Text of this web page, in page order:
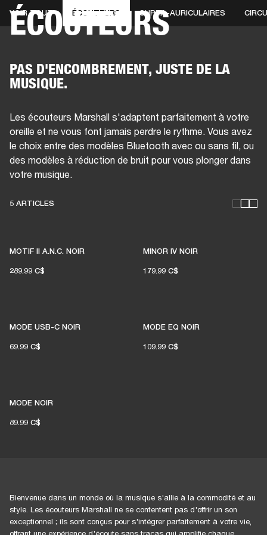
SOLUTIONS PROFESSIONNELLES
ÉCOUTEURS
VOIR TOUT ÉCOUTEURS SUPRA-AURICULAIRES
PAS D'ENCOMBREMENT, JUSTE DE LA
MUSIQUE.
Les écouteurs Marshall s'adaptent parfaitement à votre
oreille et ne vous font jamais perdre le rythme. Vous avez
le choix entre des modèles Bluetooth avec ou sans fil, ou
des modèles à réduction de bruit pour vous plonger dans
votre musique.
5 ARTICLES
MOTIF II A.N.C. NOIR
289.99 C$
MINOR IV NOIR
179.99 C$
VIVE LA MUSIQUE LIVE
MODE USB-C NOIR
69.99 C$
MODE EQ NOIR
109.99 C$
MODE NOIR
89.99 C$
Bienvenue dans un monde où la musique s'allie à la commodité et au
style. Les écouteurs Marshall ne se contentent pas d'offrir un son
exceptionnel ; ils sont conçus pour s'intégrer parfaitement à votre vie,